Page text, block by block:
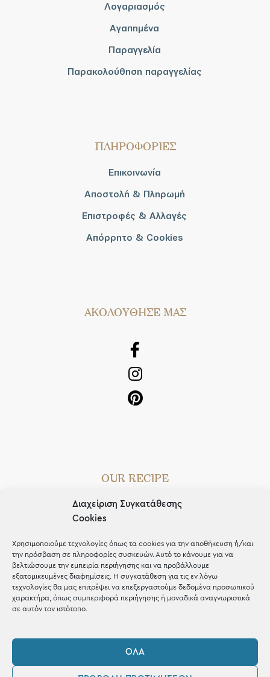
Διαχείριση Συγκατάθεσης
Cookies
Χρησιμοποιούμε τεχνολογίες όπως τα cookies για την αποθήκευση ή/και
την πρόσβαση σε πληροφορίες συσκευών. Αυτό το κάνουμε για να
βελτιώσουμε την εμπειρία περιήγησης και να προβάλλουμε
εξατομικευμένες διαφημίσεις. Η συγκατάθεση για τις εν λόγω
τεχνολογίες θα μας επιτρέψει να επεξεργαστούμε δεδομένα προσωπικού
χαρακτήρα, όπως συμπεριφορά περιήγησης ή μοναδικά αναγνωριστικά
σε αυτόν τον ιστότοπο.
ΌΛΑ
Λογαριασμός
Αγαπημένα
Παραγγελία
Παρακολούθηση παραγγελίας
ΠΛΗΡΟΦΟΡΙΕΣ
Επικοινωνία
Αποστολή & Πληρωμή
Επιστροφές & Αλλαγές
Απόρρητο & Cookies
AΚΟΛΟΥΘΗΣΕ ΜΑΣ
OUR RECIPE
Gifts
Blog
Shop the look
ΚΑΤΑΣΤΗΜΑ